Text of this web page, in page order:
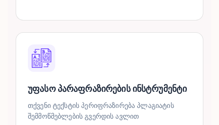
უფასო პარაფრაზირების ინსტრუმენტი
თქვენი ტექსტის პერიფრაზირება პლაგიატის
შემმოწმებლების გვერდის ავლით